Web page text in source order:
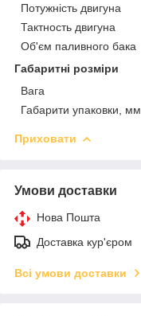
Потужність двигуна
Тактность двигуна
Об'єм паливного бака
Габаритні розміри
Вага
Габарити упаковки, мм
Приховати
Умови доставки
Нова Пошта
Доставка кур'єром
Всі умови доставки